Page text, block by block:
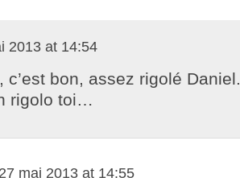
2013 at 14:54
c’est bon, assez rigolé
rigolo toi…
27 mai 2013 at 14:55